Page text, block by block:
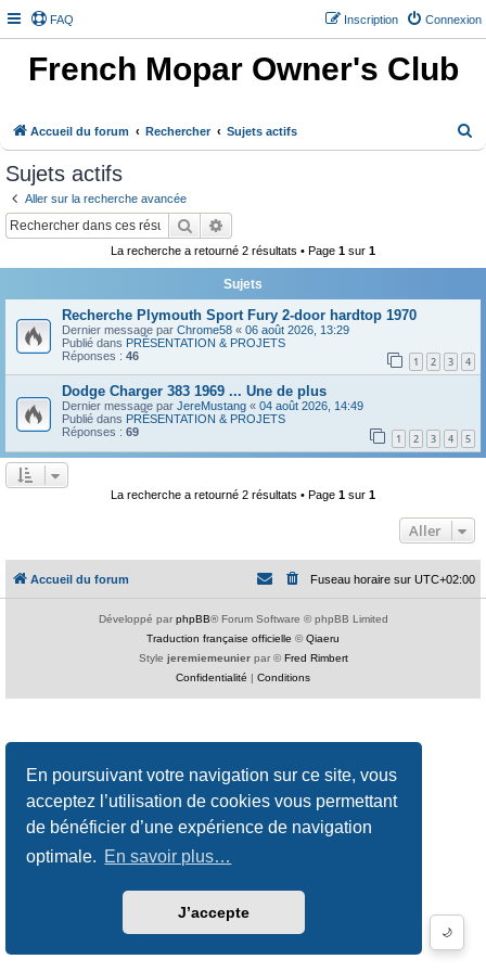
En poursuivant votre navigation sur ce site, vous
acceptez l’utilisation de cookies vous permettant
de bénéficier d’une expérience de navigation
optimale. En savoir plus…
J’accepte
FAQ Connexion
Inscription
French Mopar Owner's Club
Accueil du forum Rechercher Sujets actifs
🌙
Sujets actifs
Aller sur la recherche avancée
Rechercher
La recherche a retourné 2 résultats • Page 1 sur 1
Sujets
Recherche Plymouth Sport Fury 2-door hardtop 1970
Dernier message par Chrome58 « 06 août 2026, 13:29
Publié dans PRÉSENTATION & PROJETS
Réponses : 46 1 2 3 4
Dodge Charger 383 1969 ... Une de plus
Dernier message par JereMustang « 04 août 2026, 14:49
Publié dans PRÉSENTATION & PROJETS
Réponses : 69 1 2 3 4 5
La recherche a retourné 2 résultats • Page 1 sur 1
Aller
Accueil du forum Fuseau horaire sur UTC+02:00
Développé par phpBB® Forum Software © phpBB Limited
Traduction française officielle ©Qiaeru
Style jeremiemeunierpar ©Fred Rimbert
Confidentialité | Conditions